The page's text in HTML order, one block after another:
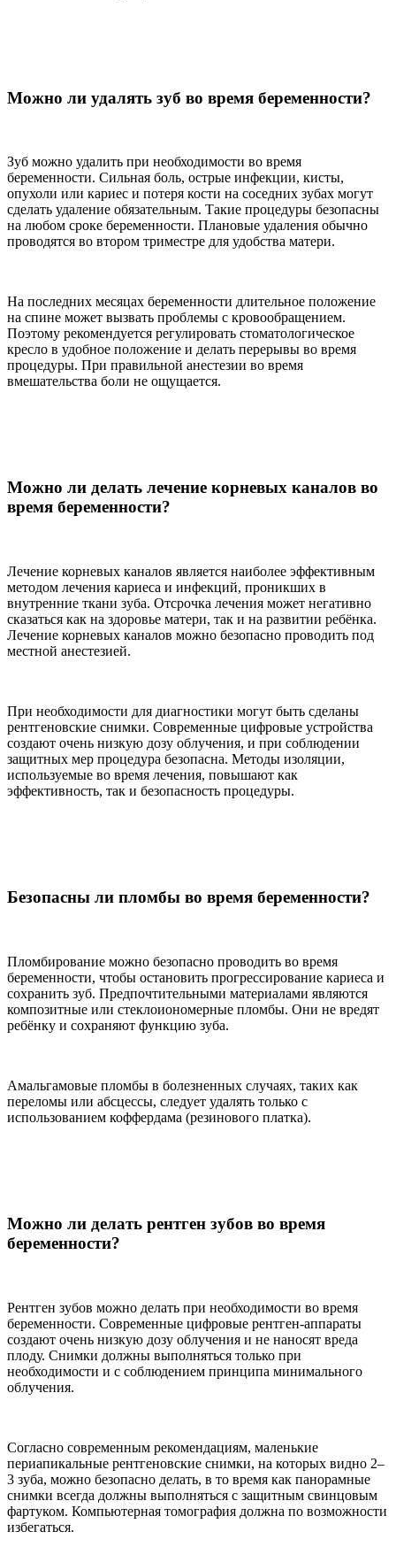
Можно ли удалять зуб во время беременности?
Зуб можно удалить при необходимости во время
беременности. Сильная боль, острые инфекции, кисты,
опухоли или кариес и потеря кости на соседних зубах могут
сделать удаление обязательным. Такие процедуры безопасны
на любом сроке беременности. Плановые удаления обычно
проводятся во втором триместре для удобства матери.
На последних месяцах беременности длительное положение
на спине может вызвать проблемы с кровообращением.
Поэтому рекомендуется регулировать стоматологическое
кресло в удобное положение и делать перерывы во время
процедуры. При правильной анестезии во время
вмешательства боли не ощущается.
Можно ли делать лечение корневых каналов во
время беременности?
Лечение корневых каналов является наиболее эффективным
методом лечения кариеса и инфекций, проникших в
внутренние ткани зуба. Отсрочка лечения может негативно
сказаться как на здоровье матери, так и на развитии ребёнка.
Лечение корневых каналов можно безопасно проводить под
местной анестезией.
При необходимости для диагностики могут быть сделаны
рентгеновские снимки. Современные цифровые устройства
создают очень низкую дозу облучения, и при соблюдении
защитных мер процедура безопасна. Методы изоляции,
используемые во время лечения, повышают как
эффективность, так и безопасность процедуры.
Безопасны ли пломбы во время беременности?
Пломбирование можно безопасно проводить во время
беременности, чтобы остановить прогрессирование кариеса и
сохранить зуб. Предпочтительными материалами являются
композитные или стеклоиономерные пломбы. Они не вредят
ребёнку и сохраняют функцию зуба.
Амальгамовые пломбы в болезненных случаях, таких как
переломы или абсцессы, следует удалять только с
использованием коффердама (резинового платка).
Можно ли делать рентген зубов во время
беременности?
Рентген зубов можно делать при необходимости во время
беременности. Современные цифровые рентген-аппараты
создают очень низкую дозу облучения и не наносят вреда
плоду. Снимки должны выполняться только при
необходимости и с соблюдением принципа минимального
облучения.
Согласно современным рекомендациям, маленькие
периапикальные рентгеновские снимки, на которых видно 2–
3 зуба, можно безопасно делать, в то время как панорамные
снимки всегда должны выполняться с защитным свинцовым
фартуком. Компьютерная томография должна по возможности
избегаться.